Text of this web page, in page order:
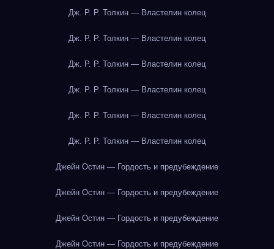
Дж. Р. Р. Толкин — Властелин колец
Дж. Р. Р. Толкин — Властелин колец
Дж. Р. Р. Толкин — Властелин колец
Дж. Р. Р. Толкин — Властелин колец
Дж. Р. Р. Толкин — Властелин колец
Дж. Р. Р. Толкин — Властелин колец
Джейн Остин — Гордость и предубеждение
Джейн Остин — Гордость и предубеждение
Джейн Остин — Гордость и предубеждение
Джейн Остин — Гордость и предубеждение